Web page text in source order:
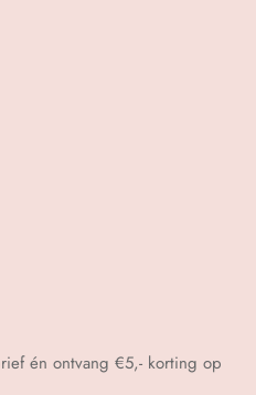
én ontvang €5,- korting op